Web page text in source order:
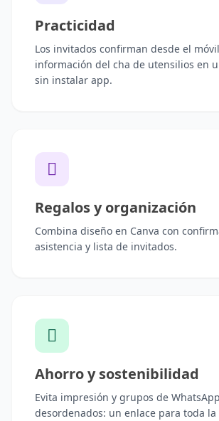
Practicidad
Los invitados confirman desde el
información del cha de utensilios en
sin instalar app.
Regalos y organización
Combina diseño en Canva con
asistencia y lista de invitados.
Ahorro y sostenibilidad
Evita impresión y grupos de WhatsApp
desordenados: un enlace para toda la